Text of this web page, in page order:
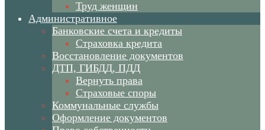
Труд женщин
Административное
Банковские счета и кредиты
Страховка кредита
Восстановление документов
ДТП, ГИБДД, ПДД
Вернуть права
Страховые споры
Коммунальные службы
Оформление документов